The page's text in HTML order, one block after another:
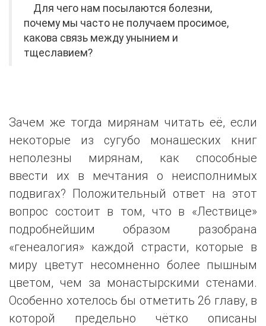
Для чего нам посылаются болезни,
почему мы часто не получаем просимое,
какова связь между унынием и
тщеславием?
Зачем же тогда мирянам читать её, если
некоторые из сугубо монашеских книг
неполезны мирянам, как способные
ввести их в мечтания о неисполнимых
подвигах? Положительный ответ на этот
вопрос состоит в том, что в «Лествице»
подробнейшим образом разобрана
«генеалогия» каждой страсти, которые в
миру цветут несомненно более пышным
цветом, чем за монастырскими стенами.
Особенно хотелось бы отметить 26 главу, в
которой предельно чётко описаны